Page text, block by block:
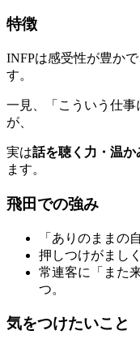
特徴
INFPは感受性が豊か
す。
一見、「こういう仕
が、
実は話を聴く力・温
ます。
飛田での強み
「ありのままの
押しつけがまし
常連客に「また
つ。
気をつけたいこと